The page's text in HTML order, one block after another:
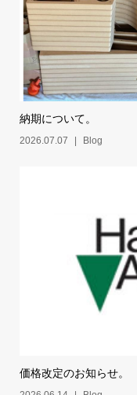
納期について。
2026.07.07 Blog
2026.06.14 Blog